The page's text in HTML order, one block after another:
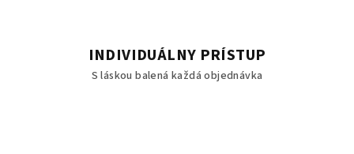
INDIVIDUÁLNY PRÍSTUP
S láskou balená každá objednávka